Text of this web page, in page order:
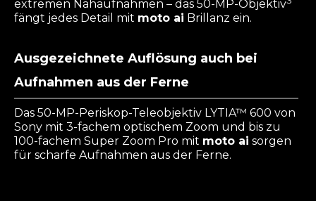
extremen Nahaufnahmen – das 50-MP-Objektiv
fängt jedes Detail mit moto ai Brillanz ein.
Ausgezeichnete Auflösung auch bei
Aufnahmen aus der Ferne
Das 50-MP-Periskop-Teleobjektiv LYTIA™ 600 von
Sony mit 3-fachem optischem Zoom und bis zu
100-fachem Super Zoom Pro mit moto ai sorgen
für scharfe Aufnahmen aus der Ferne.